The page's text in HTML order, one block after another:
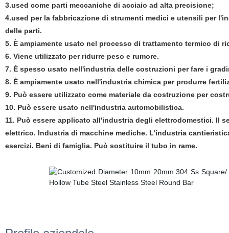
3.used come parti meccaniche di acciaio ad alta precisione;
4.used per la fabbricazione di strumenti medici e utensili per
delle parti.
5. È ampiamente usato nel processo di trattamento termico di
6. Viene utilizzato per ridurre peso e rumore.
7. È spesso usato nell'industria delle costruzioni per fare i
8. È ampiamente usato nell'industria chimica per produrre
9. Può essere utilizzato come materiale da costruzione per
10. Può essere usato nell'industria automobilistica.
11. Può essere applicato all'industria degli elettrodomestici. Il
elettrico. Industria di macchine mediche. L'industria
esercizi. Beni di famiglia. Può sostituire il tubo in rame.